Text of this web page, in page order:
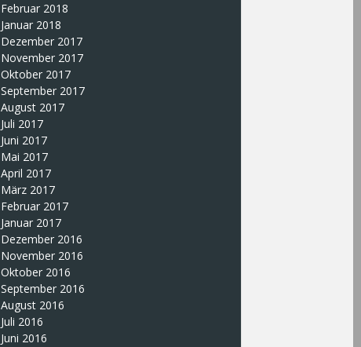
Februar 2018
Januar 2018
Dezember 2017
November 2017
Oktober 2017
September 2017
August 2017
Juli 2017
Juni 2017
Mai 2017
April 2017
März 2017
Februar 2017
Januar 2017
Dezember 2016
November 2016
Oktober 2016
September 2016
August 2016
Juli 2016
Juni 2016